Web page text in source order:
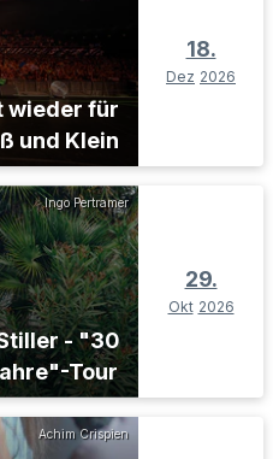
wieder für
und Klein
18.
Dez 2026
Ingo Pertramer
- "30
Tour
29.
Okt 2026
Achim Crispien